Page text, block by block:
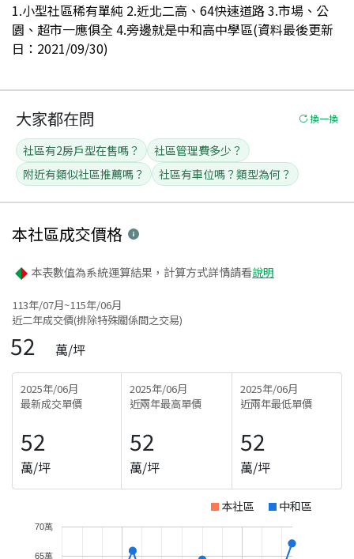
1.小型社區稀有單純 2.近北二高、64快速道路 3.市場、公
園、超市一應俱全 4.旁邊就是中和高中學區(資料最後更新
日：2021/09/30)
大家都在問 換一換
社區有2房戶型在售嗎？
社區管理費多少？
附近有類似社區推薦嗎？
社區有車位嗎？類型為何？
本社區成交價格
本表數值為系統運算結果，計算方式詳情請看說明
113年/07月~115年/06月
近二年成交價(排除特殊關係間之交易)
52 萬/坪
2025年/06月
最新成交單價
52
萬/坪
2025年/06月
近兩年最高單價
52
萬/坪
2025年/06月
近兩年最低單價
52
萬/坪
本社區 中和區
65萬
70萬